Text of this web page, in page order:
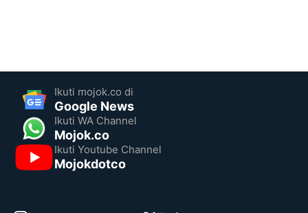
Ikuti mojok.co di
Google News
Ikuti WA Channel
Mojok.co
Ikuti Youtube Channel
Mojokdotco